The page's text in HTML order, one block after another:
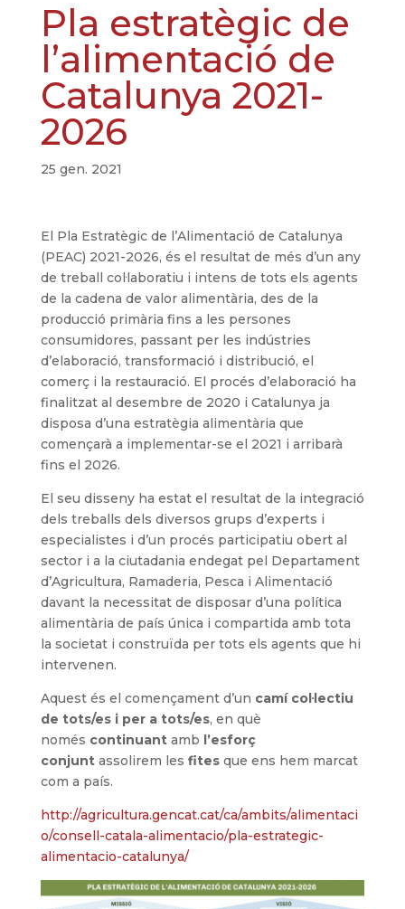
Pla estratègic de
l’alimentació de
Catalunya 2021-
2026
25 gen. 2021
El Pla Estratègic de l’Alimentació de Catalunya
(PEAC) 2021-2026, és el resultat de més d’un any
de treball col·laboratiu i intens de tots els agents
de la cadena de valor alimentària, des de la
producció primària fins a les persones
consumidores, passant per les indústries
d’elaboració, transformació i distribució, el
comerç i la restauració. El procés d’elaboració ha
finalitzat al desembre de 2020 i Catalunya ja
disposa d’una estratègia alimentària que
començarà a implementar-se el 2021 i arribarà
fins el 2026.
El seu disseny ha estat el resultat de la integració
dels treballs dels diversos grups d’experts i
especialistes i d’un procés participatiu obert al
sector i a la ciutadania endegat pel Departament
d’Agricultura, Ramaderia, Pesca i Alimentació
davant la necessitat de disposar d’una política
alimentària de país única i compartida amb tota
la societat i construïda per tots els agents que hi
intervenen.
Aquest és el començament d’un camí col·lectiu
de tots/es i per a tots/es, en què
només continuantamb l’esforç
conjuntassolirem les fitesque ens hem marcat
com a país.
http://agricultura.gencat.cat/ca/ambits/alimentaci
o/consell-catala-alimentacio/pla-estrategic-
alimentacio-catalunya/